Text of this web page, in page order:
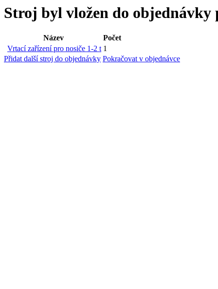
Stroj byl vložen do objednávky
Název
Počet
Vrtací zařízení pro nosiče 1-2 t 1
Přidat další stroj do objednávky Pokračovat v objednávce